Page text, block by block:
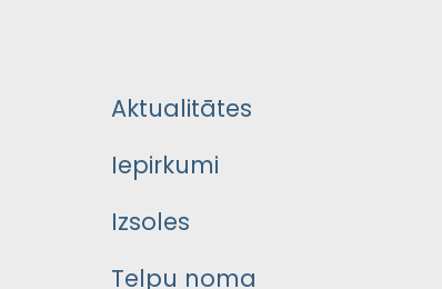
Aktualitātes
Iepirkumi
Izsoles
Telpu noma